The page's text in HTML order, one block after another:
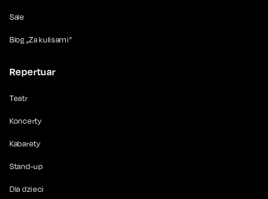
Sale
Blog „Za kulisami”
Repertuar
Teatr
Koncerty
Kabarety
Stand-up
Dla dzieci